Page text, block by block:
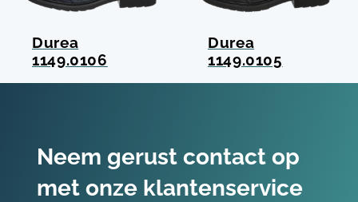
Durea
1149.0106
Durea
1149.0105
Neem gerust contact op
met onze klantenservice